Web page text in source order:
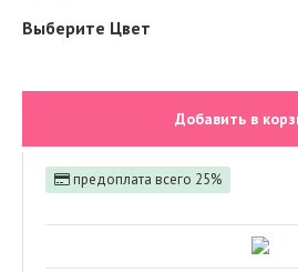
Выберите Цвет
Добавить в
предоплата всего 25%